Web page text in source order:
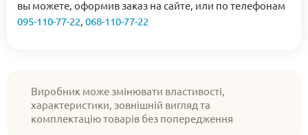
вы можете, оформив заказ на сайте, или по телефонам
095-110-77-22, 068-110-77-22
Виробник може змінювати властивості,
характеристики, зовнішній вигляд та
комплектацію товарів без попередження